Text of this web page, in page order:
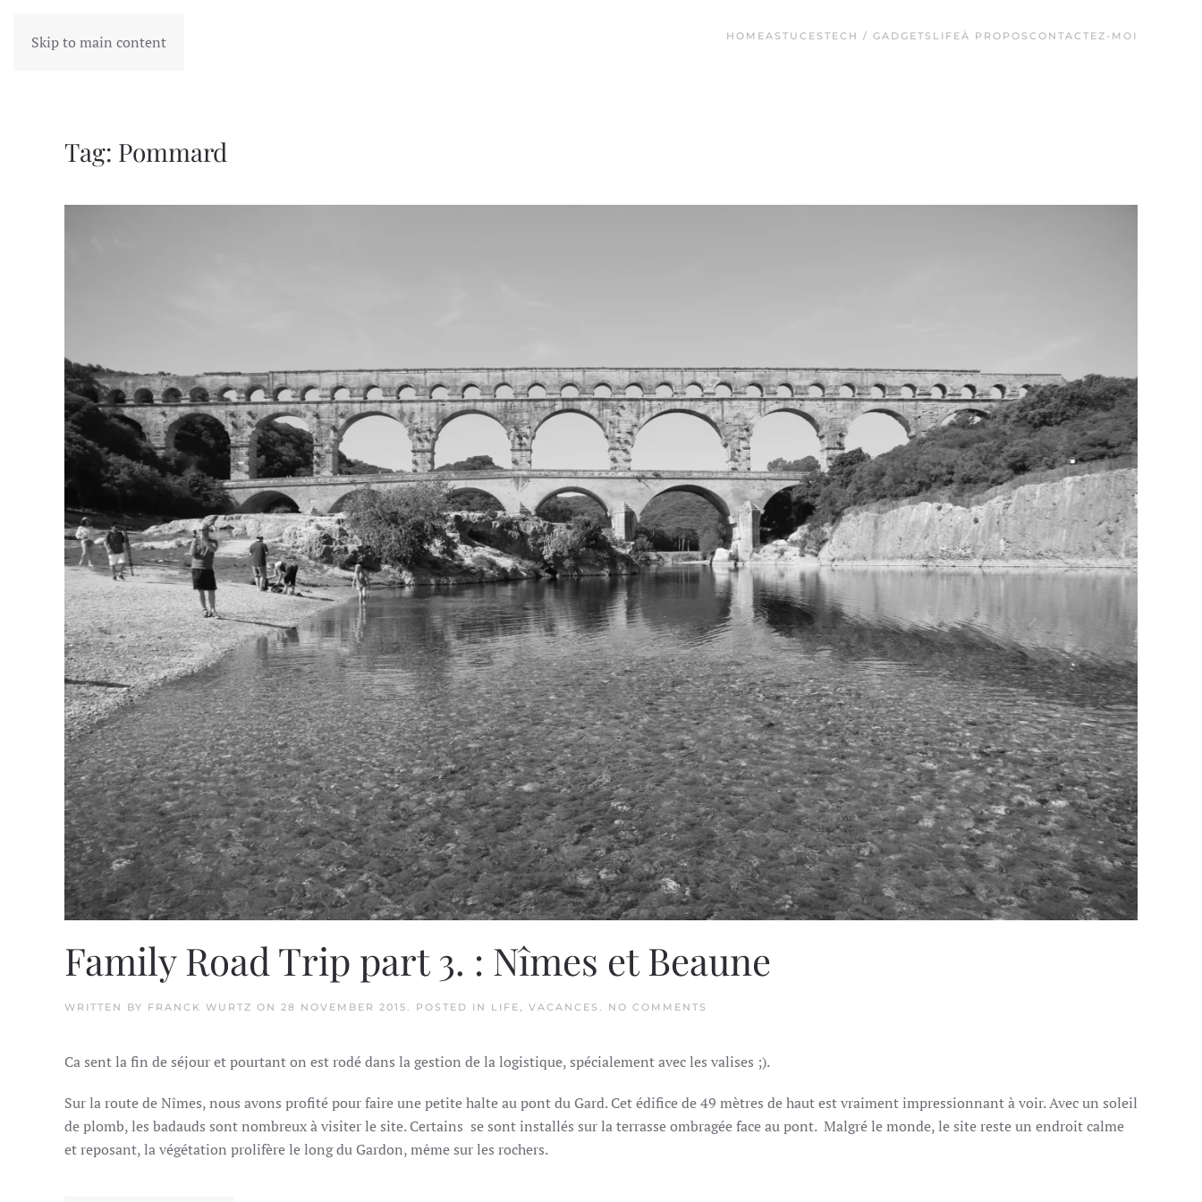
Skip to main content HOMEASTUCES TECH / GADGETS LIFEÀ PROPOS CONTACTEZ-MOI
Tag: Pommard
Family Road Trip part 3. : Nîmes et Beaune
WRITTEN BY FRANCK WURTZ ON 28 NOVEMBER 2015. POSTED IN LIFE, VACANCES . NO COMMENTS
PART
NÎMES
BEAUNE
Ca sent la fin de séjour et pourtant on est rodé dans la gestion de la logistique, spécialement avec les valises ;).
Sur la route de Nîmes, nous avons profité pour faire une petite halte au pont du Gard. Cet édifice de 49 mètres de haut est vraiment impressionnant à voir. Avec un soleil
de plomb, les badauds sont nombreux à visiter le site. Certains se sont installés sur la terrasse ombragée face au pont. Malgré le monde, le site reste un endroit calme
et reposant, la végétation prolifère le long du Gardon, même sur les rochers.